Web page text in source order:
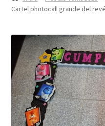
Localización
Contacto
Cartel photocall grande del